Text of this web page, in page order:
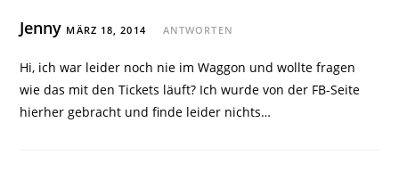
Jenny MÄRZ 18, 2014 ANTWORTEN
Hi, ich war leider noch nie im Waggon und wollte fragen
wie das mit den Tickets läuft? Ich wurde von der FB-Seite
hierher gebracht und finde leider nichts…